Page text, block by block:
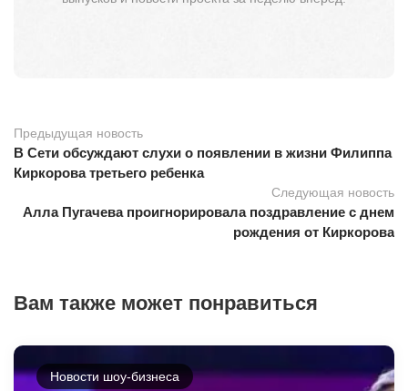
Предыдущая новость
В Сети обсуждают слухи о появлении в жизни Филиппа
Киркорова третьего ребенка
Следующая новость
Алла Пугачева проигнорировала поздравление с днем
рождения от Киркорова
Вам также может понравиться
Новости шоу-бизнеса